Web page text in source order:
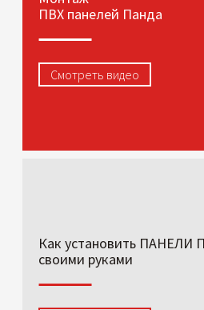
ПВХ панелей Панда
Смотреть видео
Как установить ПАНЕЛИ
своими руками